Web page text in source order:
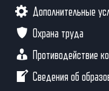
Дополнительные
Охрана труда
Противодействие
Сведения об